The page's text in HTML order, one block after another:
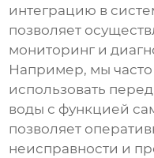
интеграцию в
позволяет
мониторинг и
Например, мы
использовать
воды с функцией
позволяет
неисправности и